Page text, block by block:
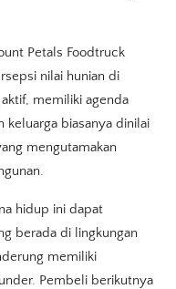
Petals Foodtruck
nilai hunian di
memiliki agenda
keluarga biasanya dinilai
mengutamakan
hidup ini dapat
berada di lingkungan
memiliki
Pembeli berikutnya